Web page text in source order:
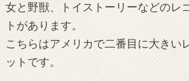
女と野獣、トイストーリーなどのレ
トがあります。
こちらはアメリカで二番目に大きい
ットです。